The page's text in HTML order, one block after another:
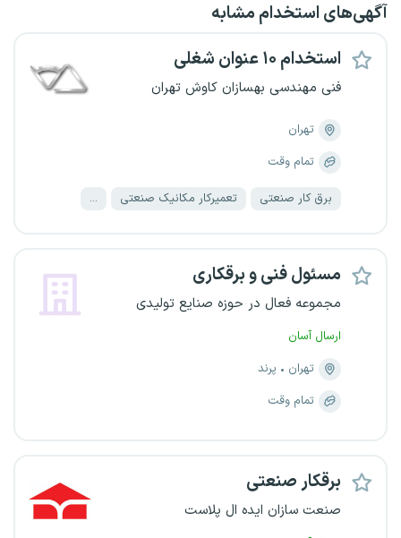
آگهی‌های استخدام مشابه
استخدام ۱۰ عنوان شغلی
فنی مهندسی بهسازان کاوش تهران
تهران
تمام وقت
برق کار صنعتی تعمیرکار مکانیک صنعتی ...
مسئول فنی و برقکاری
مجموعه فعال در حوزه صنایع تولیدی
ارسال آسان
تهران
پرند
تمام وقت
برقکار صنعتی
صنعت سازان ایده ال پلاست